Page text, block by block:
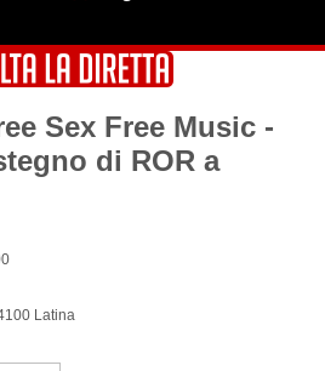
Sex Free Music -
di ROR a
Latina